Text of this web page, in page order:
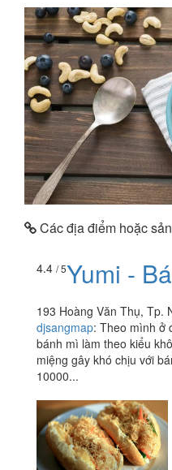
Các địa điểm hoặc
4.4 / 5Yumi -
193 Hoàng Văn Thụ, Tp.
djsangmap: Theo mình ở
bánh mì làm theo kiểu
miệng gây khó chịu với
10000...